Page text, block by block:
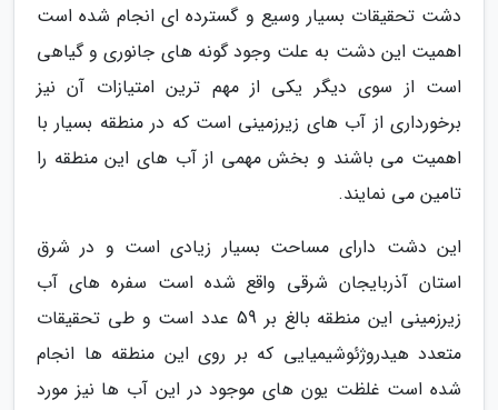
دشت تحقیقات بسیار وسیع و گسترده ای انجام شده است
اهمیت این دشت به علت وجود گونه های جانوری و گیاهی
است از سوی دیگر یکی از مهم ترین امتیازات آن نیز
برخورداری از آب های زیرزمینی است که در منطقه بسیار با
اهمیت می باشند و بخش مهمی از آب های این منطقه را
تامین می نمایند.
این دشت دارای مساحت بسیار زیادی است و در شرق
استان آذربایجان شرقی واقع شده است سفره های آب
زیرزمینی این منطقه بالغ بر 59 عدد است و طی تحقیقات
متعدد هیدروژئوشیمیایی که بر روی این منطقه ها انجام
شده است غلظت یون های موجود در این آب ها نیز مورد